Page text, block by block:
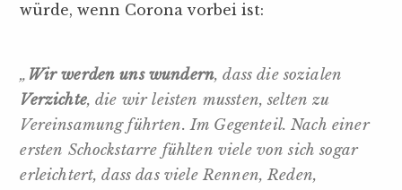
würde, wenn Corona vorbei ist:
„ Wir werden uns wundern, dass die sozialen
Verzichte, die wir leisten mussten, selten zu
Vereinsamung führten. Im Gegenteil. Nach einer
ersten Schockstarre fühlten viele von sich sogar
erleichtert, dass das viele Rennen, Reden,